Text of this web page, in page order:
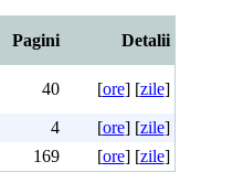
Pagini Detalii
40 [ore] [zile]
4 [ore] [zile]
169 [ore] [zile]